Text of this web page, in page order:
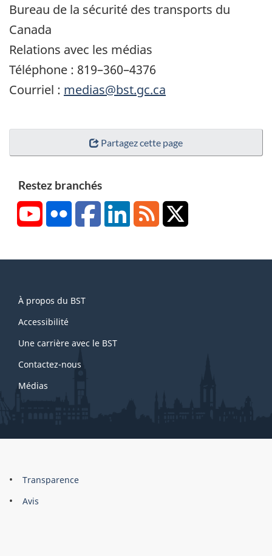
Bureau de la sécurité des transports du
Canada
Relations avec les médias
Téléphone : 819–360–4376
Courriel : medias@bst.gc.ca
Partagez cette page
Restez branchés
YouTubeFlickr FacebookLinkedInRSS
this
site
À propos du BST
Accessibilité
Une carrière avec le BST
Contactez-nous
Médias
About
this
Brand
Transparence
Avis